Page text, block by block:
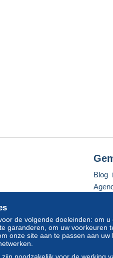
de volgende doeleinden: om
garanderen, om uw
onze site aan te passen aan
Blog